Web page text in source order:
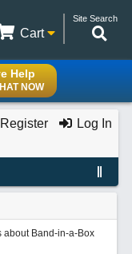
Site Search
Cart
Help
NOW
Register Log In
about Band-in-a-Box